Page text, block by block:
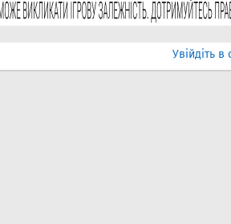
Увійдіть в